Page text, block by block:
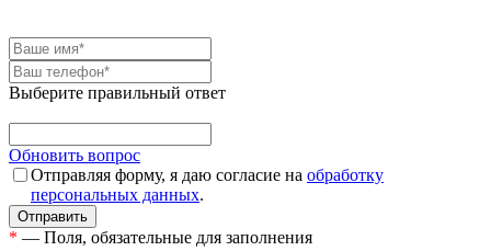
Выберите правильный ответ
Обновить вопрос
Отправляя форму, я даю согласие на обработку
персональных данных.
* — Поля, обязательные для заполнения